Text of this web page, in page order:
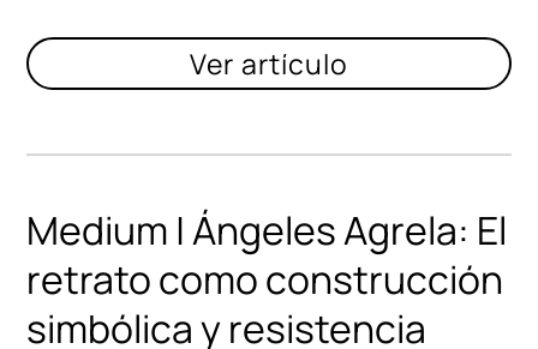
Medium | Ángeles Agrela: El
retrato como construcción
simbólica y resistencia